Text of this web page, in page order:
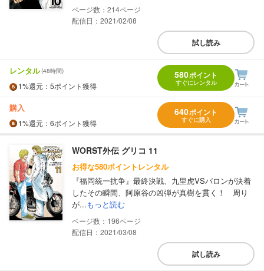
214
配信日：2021/02/08
試し読み
レンタル(48時間)
1%還元 ：5ポイント獲得
580ポイント
すぐにレンタル
購入
1%還元 ：6ポイント獲得
640ポイント
すぐに購入
WORST外伝 グリコ 11
お得な580ポイントレンタル
『福岡統一抗争』最終決戦、九里虎VSバロンが決着
したその瞬間、阿原谷の凶弾が真樹を貫く！ 周り
が...もっと読む
196
配信日：2021/03/08
試し読み